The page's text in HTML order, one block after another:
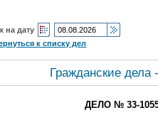
на дату
к списку дел
Гражданские дела
ДЕЛО № 33-